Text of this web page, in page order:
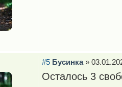
#5 Бусинка»
Осталось 3